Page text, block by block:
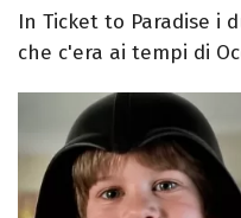
In Ticket to Paradise i
che c'era ai tempi di